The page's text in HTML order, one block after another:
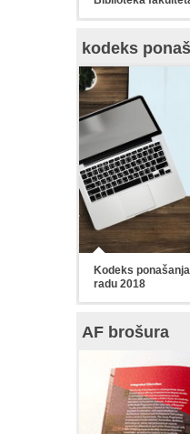
kodeks
Kodeks
radu 2018
AF brošura